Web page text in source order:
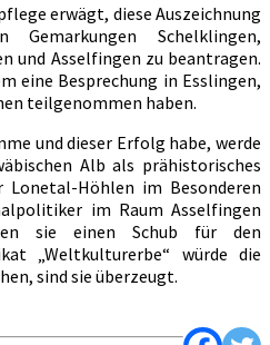
erwägt, diese Auszeichnung
Schelklingen,
und Asselfingen zu beantragen.
eine Besprechung in Esslingen,
teilgenommen haben.
und dieser Erfolg habe, werde
Alb als prähistorisches
Lonetal-Höhlen im Besonderen
im Raum Asselfingen
sie einen Schub für den
„Weltkulturerbe“ würde die
sind sie überzeugt.